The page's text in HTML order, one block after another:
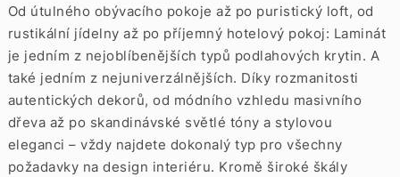
Od útulného obývacího pokoje až po puristický loft, od
rustikální jídelny až po příjemný hotelový pokoj: Laminát
je jedním z nejoblíbenějších typů podlahových krytin. A
také jedním z nejuniverzálnějších. Díky rozmanitosti
autentických dekorů, od módního vzhledu masivního
dřeva až po skandinávské světlé tóny a stylovou
eleganci – vždy najdete dokonalý typ pro všechny
požadavky na design interiéru. Kromě široké škály